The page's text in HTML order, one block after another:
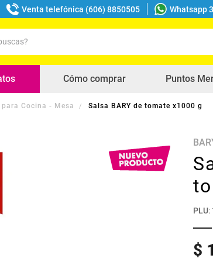
Venta telefónica (606) 8850505 Whatsapp
Cómo comprar Puntos
Cocina - Mesa Salsa BARY de tomate x1000 g
PLU:
$
buscados